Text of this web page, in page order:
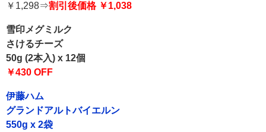
￥1,298⇒割引後価格 ￥1,038
雪印メグミルク
さけるチーズ
50g (2本入) x 12個
￥430 OFF
伊藤ハム
グランドアルトバイエルン
550g x 2袋